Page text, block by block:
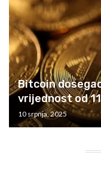
Bitcoin
vrijednost od
10 srpnja, 2025